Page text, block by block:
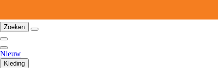
Zoeken
Nieuw
Kleding